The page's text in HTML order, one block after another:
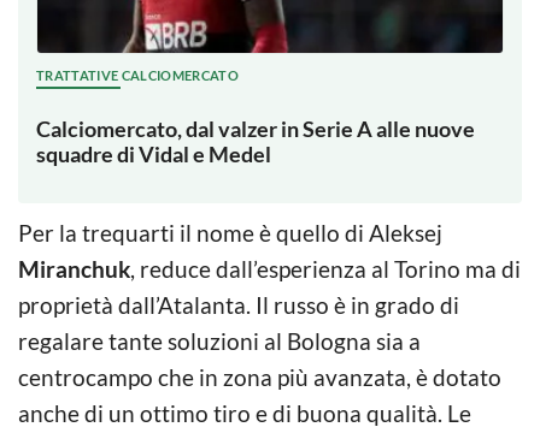
TRATTATIVE CALCIOMERCATO
Calciomercato, dal valzer in Serie A alle nuove
squadre di Vidal e Medel
Per la trequarti il nome è quello di Aleksej
Miranchuk, reduce dall’esperienza al Torino ma di
proprietà dall’Atalanta. Il russo è in grado di
regalare tante soluzioni al Bologna sia a
centrocampo che in zona più avanzata, è dotato
anche di un ottimo tiro e di buona qualità. Le